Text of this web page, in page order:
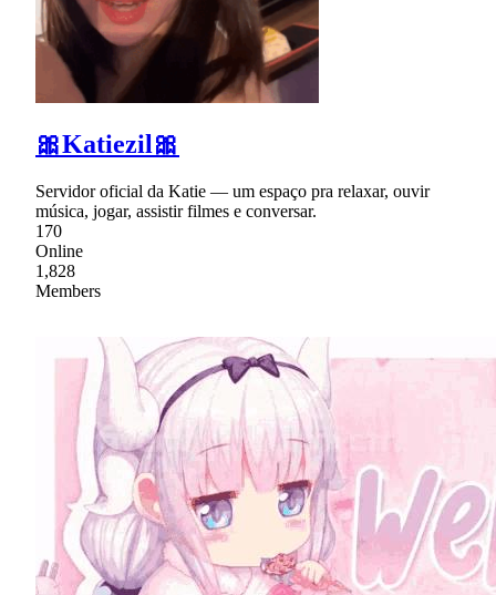
🎀Katiezil🎀
Servidor oficial da Katie — um espaço pra relaxar, ouvir
música, jogar, assistir filmes e conversar.
170
Online
1,828
Members